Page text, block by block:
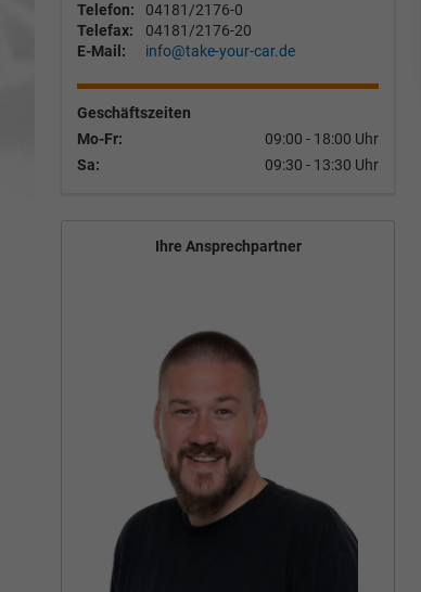
Telefon:
04181/2176-0
Telefax:
04181/2176-20
E-Mail:
info@take-your-car.de
Geschäftszeiten
Mo-Fr:
09:00 - 18:00 Uhr
Sa:
09:30 - 13:30 Uhr
Ihre Ansprechpartner